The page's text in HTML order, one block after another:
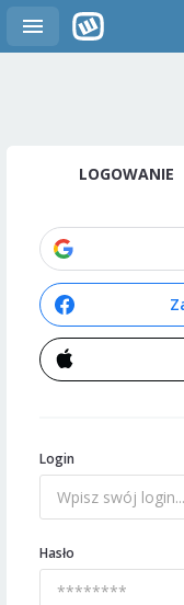
LOGOWANIE
Login
Hasło